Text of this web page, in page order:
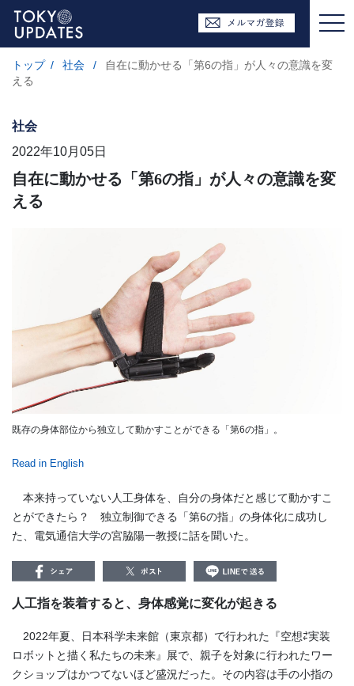
トップ / 社会 /
自在に動かせる「第6の指」が人々の意識を変
える
社会
2022年10月05日
自在に動かせる「第6の指」が人々の意識を変
える
既存の身体部位から独立して動かすことができる「第6の指」。
Read in English
本来持っていない人工身体を、自分の身体だと感じて動かすこ
とができたら？ 独立制御できる「第6の指」の身体化に成功し
た、電気通信大学の宮脇陽一教授に話を聞いた。
人工指を装着すると、身体感覚に変化が起きる
2022年夏、日本科学未来館（東京都）で行われた『空想⇄実装
ロボットと描く私たちの未来』展で、親子を対象に行われたワー
クショップはかつてないほど盛況だった。その内容は手の小指の